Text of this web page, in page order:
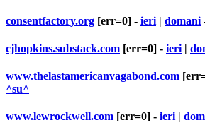
consentfactory.org [err=0] - ieri | domani
cjhopkins.substack.com [err=0] - ieri |
www.thelastamericanvagabond.com
^su^
www.lewrockwell.com [err=0] - ieri|